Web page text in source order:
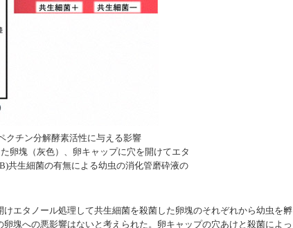
チン分解酵素活性に与える影響
卵塊（灰色）、卵キャップに穴を開けてエタ
共生細菌の有無による幼虫の消化管磨砕液の
エタノール処理して共生細菌を殺菌した卵塊のそれぞれから幼虫を孵
塊への悪影響はないと考えられた。卵キャップの穴あけと殺菌によっ